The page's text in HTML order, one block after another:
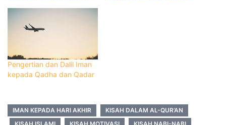
Pengertian dan Dalil Iman
kepada Qadha dan Qadar
IMAN KEPADA HARI AKHIR
KISAH DALAM AL-QUR’AN